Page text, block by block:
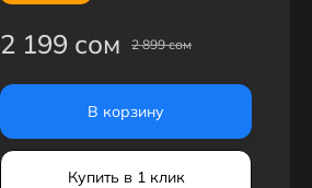
2 199 сом 2 899 сом
В корзину
Купить в 1 клик